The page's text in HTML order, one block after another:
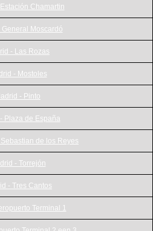
Chamartin
General Moscardó
- Las Rozas
- Mostoles
- Pinto
Plaza de España
de los Reyes
- Torrejón
- Tres Cantos
Terminal 1